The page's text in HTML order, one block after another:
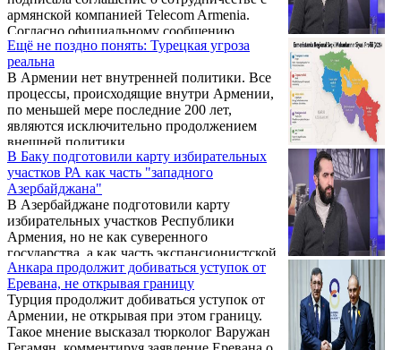
скрытые ловушки таит в себе турецкая
дипломатия, почему Москве сейчас не до
Южного Кавказа и каким должен быть
«план Б» для национального
сопротивления, в интервью «Голосу ...
армянской компанией Telecom Armenia.
Согласно официальному сообщению
азербайджанской стороны, AzerTelecom
обеспечит Армению транзитным интернет-
соединением. Об этом написал кандидат
исторических наук, тюрколог Варужан
Гегамян.
Ещё не поздно понять: Турецкая угроза
реальна
В Армении нет внутренней политики. Все
процессы, происходящие внутри Армении,
по меньшей мере последние 200 лет,
являются исключительно продолжением
внешней политики.
В Баку подготовили карту избирательных
участков РА как часть "западного
Азербайджана"
В Азербайджане подготовили карту
избирательных участков Республики
Армения, но не как суверенного
государства, а как часть экспансионистской
программы искусственного «западного
Азербайджана», пишет тюрколог Варужан
Гегамян․
Анкара продолжит добиваться уступок от
Еревана, не открывая границу
Турция продолжит добиваться уступок от
Армении, не открывая при этом границу.
Такое мнение высказал тюрколог Варужан